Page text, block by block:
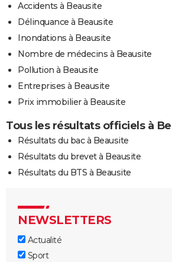
Accidents à Beausite
Délinquance à Beausite
Inondations à Beausite
Nombre de médecins à Beausite
Pollution à Beausite
Entreprises à Beausite
Prix immobilier à Beausite
Tous les résultats officiels à
Résultats du bac à Beausite
Résultats du brevet à Beausite
Résultats du BTS à Beausite
NEWSLETTERS
Actualité
Sport